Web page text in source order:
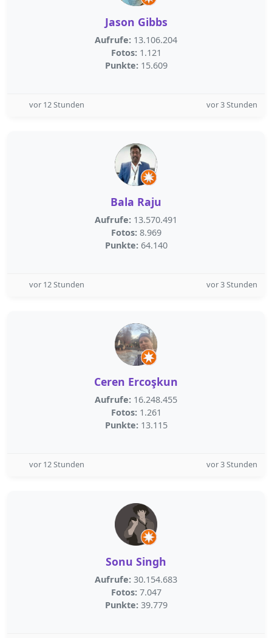
Jason Gibbs
Aufrufe: 13.106.204
Fotos: 1.121
Punkte: 15.609
vor 12 Stunden vor 3 Stunden
Bala Raju
Aufrufe: 13.570.491
Fotos: 8.969
Punkte: 64.140
vor 12 Stunden vor 3 Stunden
Ceren Ercoşkun
Aufrufe: 16.248.455
Fotos: 1.261
Punkte: 13.115
vor 12 Stunden vor 3 Stunden
Sonu Singh
Aufrufe: 30.154.683
Fotos: 7.047
Punkte: 39.779